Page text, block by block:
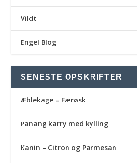
Vildt
Engel Blog
SENESTE OPSKRIFTER
Æblekage – Færøsk
Panang karry med kylling
Kanin – Citron og Parmesan